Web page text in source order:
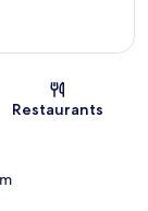
Restaurants